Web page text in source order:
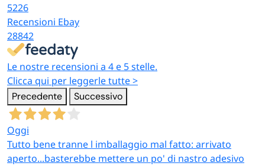
5226
Recensioni Ebay
28842
Le nostre recensioni a 4 e 5 stelle.
Clicca qui per leggerle tutte >
Precedente Successivo
Oggi
Tutto bene tranne l imballaggio mal fatto: arrivato
aperto...basterebbe mettere un po' di nastro adesivo